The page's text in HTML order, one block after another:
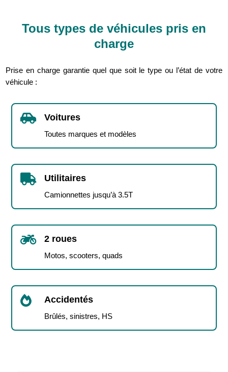
Tous types de véhicules pris en
charge
Prise en charge garantie quel que soit le type ou l’état de votre
véhicule :
 Voitures
Toutes marques et modèles
 Utilitaires
Camionnettes jusqu’à 3.5T
 2 roues
Motos, scooters, quads
 Accidentés
Brûlés, sinistres, HS